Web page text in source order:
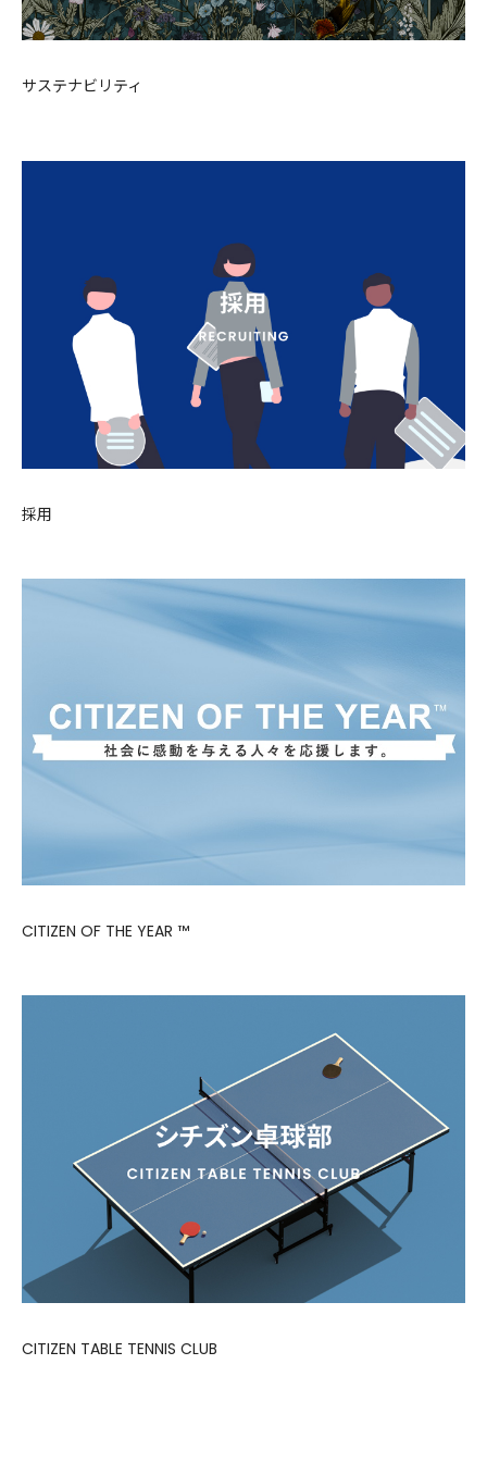
サステナビリティ
採用
CITIZEN OF THE YEAR ™
CITIZEN TABLE TENNIS CLUB